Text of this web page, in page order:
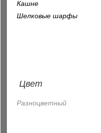
Кашне
Шелковые шарфы
Цвет
Разноцветный